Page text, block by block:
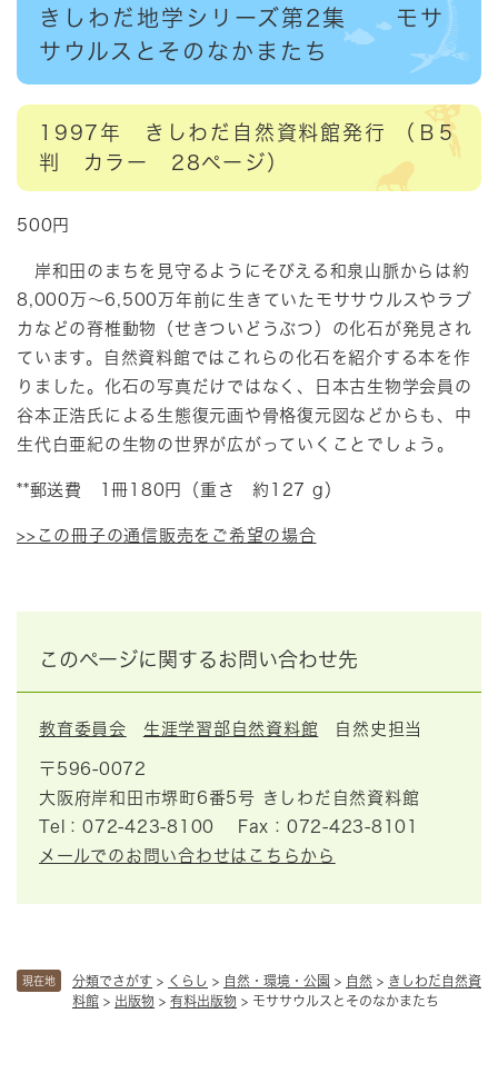
現在地 分類でさがす > くらし > 自然・環境・公園 > 自然 > きしわだ自然資
料館 > 出版物 > 有料出版物 > モササウルスとそのなかまたち
きしわだ地学シリーズ第2集 モサ
サウルスとそのなかまたち
1997年 きしわだ自然資料館発行 （Ｂ5
判 カラー 28ページ）
500円
岸和田のまちを見守るようにそびえる和泉山脈からは約
8,000万～6,500万年前に生きていたモササウルスやラブ
カなどの脊椎動物（せきついどうぶつ）の化石が発見され
ています。自然資料館ではこれらの化石を紹介する本を作
りました。化石の写真だけではなく、日本古生物学会員の
谷本正浩氏による生態復元画や骨格復元図などからも、中
生代白亜紀の生物の世界が広がっていくことでしょう。
**郵送費 1冊180円（重さ 約127 g）
>>この冊子の通信販売をご希望の場合
このページに関するお問い合わせ先
教育委員会 生涯学習部自然資料館 自然史担当
〒596-0072
大阪府岸和田市堺町6番5号 きしわだ自然資料館
Tel：072-423-8100
Fax：072-423-8101
メールでのお問い合わせはこちらから